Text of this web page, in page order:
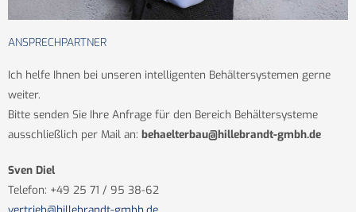
ANSPRECHPARTNER
Ich helfe Ihnen bei unseren intelligenten Behältersystemen gerne
weiter.
Bitte senden Sie Ihre Anfrage für den Bereich Behältersysteme
ausschließlich per Mail an: behaelterbau@hillebrandt-gmbh.de
Sven Diel
Telefon: +49 25 71 / 95 38-62